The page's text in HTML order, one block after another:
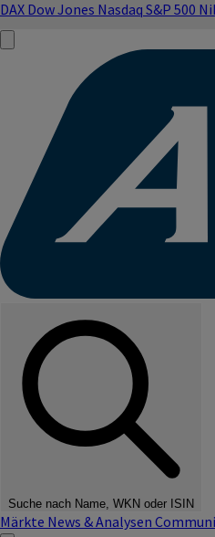
DAX Dow Jones Nasdaq S&P 500
Suche nach Name, WKN oder ISIN
Märkte News & Analysen